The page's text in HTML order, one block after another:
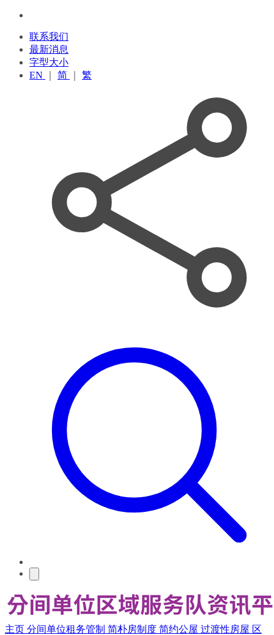
联系我们
最新消息
字型大小
EN
简 繁
主页 分间单位租务管制 简朴房制度 简约公屋 过渡性房屋 区